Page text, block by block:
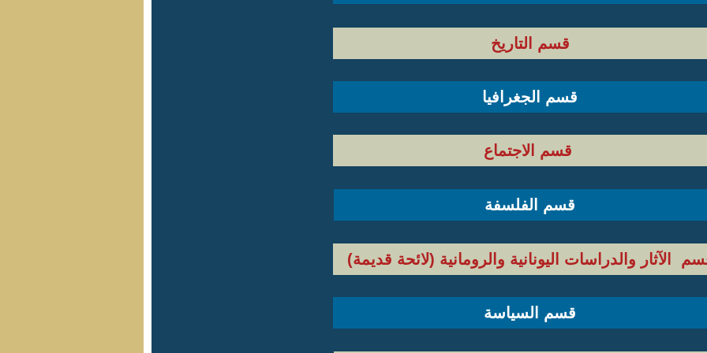
قسم التاريخ
قسم الجغرافيا
قسم الفلسفة
الآثار والدراسات اليونانية والرومانية (لائحة قديمة)
قسم السياسة